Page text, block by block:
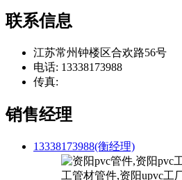
联系信息
江苏常州钟楼区合欢路56号
电话: 13338173988
传真:
销售经理
13338173988(衡经理)